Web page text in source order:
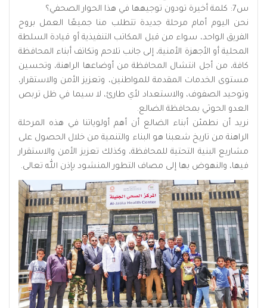
س7: كلمة أخيرة تودون توجيهها في هذا الحوار الصحفي؟
نحن اليوم أمام مرحلة جديدة تتطلب منا جميعًا العمل بروح
الفريق الواحد، سواء من قبل المكاتب التنفيذية أو قيادة السلطة
المحلية أو الأجهزة الأمنية، إلى جانب تلاحم وتكاتف أبناء المحافظة
كافة، من أجل انتشال المحافظة من أوضاعها الراهنة، وتحسين
مستوى الخدمات المقدمة للمواطنين، وتعزيز الأمن والاستقرار،
وتوحيد الصفوف، والاستعداد لأي طارئ، لا سيما في ظل تربص
العدو الحوثي بمحافظة الضالع.
نريد أن نطمئن أبناء الضالع أن أهم أولوياتنا في هذه المرحلة
الراهنة من تاريخ شعبنا هو البناء والتنمية من خلال الحصول على
مشاريع البنية التحتية للمحافظة، وكذلك تعزيز الأمن والاستقرار
فيها، والنهوض بها إلى مصاف التطور المنشود بإذن الله تعالى.